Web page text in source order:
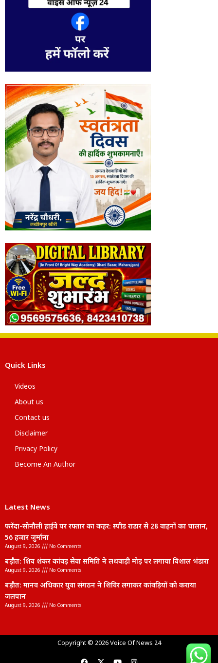
Quick Links
Videos
About us
Contact us
Disclaimer
Privacy Policy
Become An Author
Latest News
फरेंदा-सोनौली हाईवे पर रफ्तार का कहर: स्पीड राडार से 28 वाहनों का चालान,
56 हजार जुर्माना
August 9, 2026 No Comments
बड़ौत: शिव शंकर कांवड़ सेवा समिति ने लधवाड़ी मोड़ पर लगाया विशाल भंडारा
August 9, 2026 No Comments
बड़ौत: मानव अधिकार युवा संगठन ने शिविर लगाकर कांवड़ियों को कराया
जलपान
August 9, 2026 No Comments
Copyright © 2026 Voice Of News 24